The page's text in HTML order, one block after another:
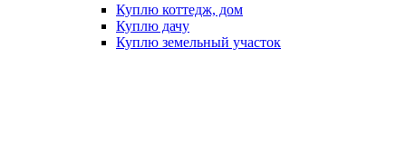
Куплю коттедж, дом
Куплю дачу
Куплю земельный участок